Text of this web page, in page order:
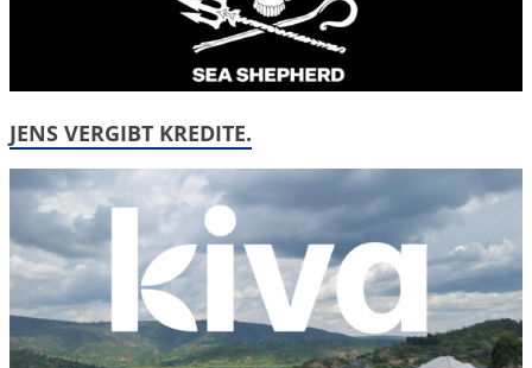
JENS VERGIBT KREDITE.